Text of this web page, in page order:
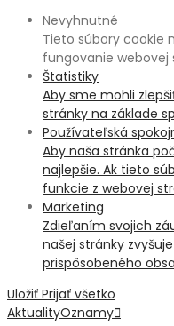
Nevyhnutné
Tieto súbory cookie
fungovanie webovej
Štatistiky
Aby sme mohli
stránky na základe
Používateľská
Aby naša stránka
najlepšie. Ak tieto
funkcie z webovej
Marketing
Zdieľaním svojich
našej stránky
prispôsobeného
Uložiť Prijať všetko
AktualityOznamy